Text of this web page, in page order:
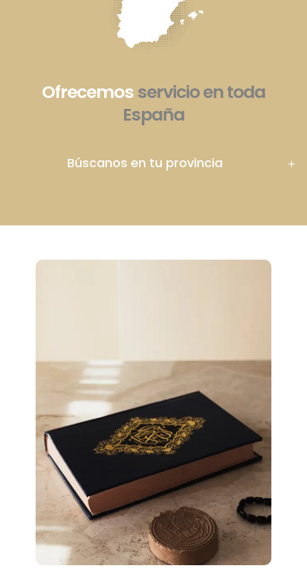
Ofrecemosservicio en toda
España
Búscanos en tu provincia